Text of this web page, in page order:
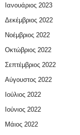
Ιανουάριος 2023
Δεκέμβριος 2022
Νοέμβριος 2022
Οκτώβριος 2022
Σεπτέμβριος 2022
Αύγουστος 2022
Ιούλιος 2022
Ιούνιος 2022
Μάιος 2022